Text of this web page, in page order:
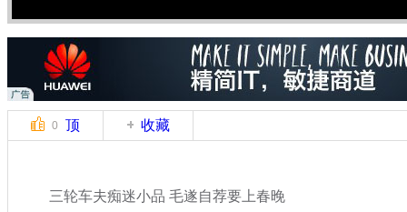
0 顶 收藏
三轮车夫痴迷小品 毛遂自荐要上春晚